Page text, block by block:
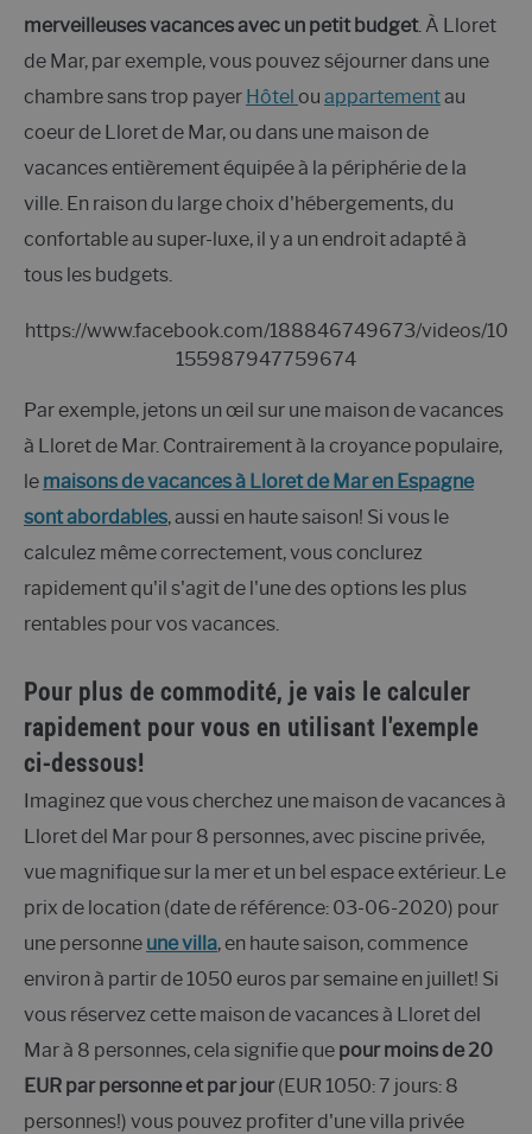
merveilleuses vacances avec un petit budget. À Lloret
de Mar, par exemple, vous pouvez séjourner dans une
chambre sans trop payer Hôtel ou appartementau
coeur de Lloret de Mar, ou dans une maison de
vacances entièrement équipée à la périphérie de la
ville. En raison du large choix d'hébergements, du
confortable au super-luxe, il y a un endroit adapté à
tous les budgets.
https://www.facebook.com/188846749673/videos/10
155987947759674
Par exemple, jetons un œil sur une maison de vacances
à Lloret de Mar. Contrairement à la croyance populaire,
le maisons de vacances à Lloret de Mar en Espagne
sont abordables, aussi en haute saison! Si vous le
calculez même correctement, vous conclurez
rapidement qu'il s'agit de l'une des options les plus
rentables pour vos vacances.
Pour plus de commodité, je vais le calculer
rapidement pour vous en utilisant l'exemple
ci-dessous!
Imaginez que vous cherchez une maison de vacances à
Lloret del Mar pour 8 personnes, avec piscine privée,
vue magnifique sur la mer et un bel espace extérieur. Le
prix de location (date de référence: 03-06-2020) pour
une personne une villa, en haute saison, commence
environ à partir de 1050 euros par semaine en juillet! Si
vous réservez cette maison de vacances à Lloret del
Mar à 8 personnes, cela signifie que pour moins de 20
EUR par personne et par jour(EUR 1050: 7 jours: 8
personnes!) vous pouvez profiter d'une villa privée